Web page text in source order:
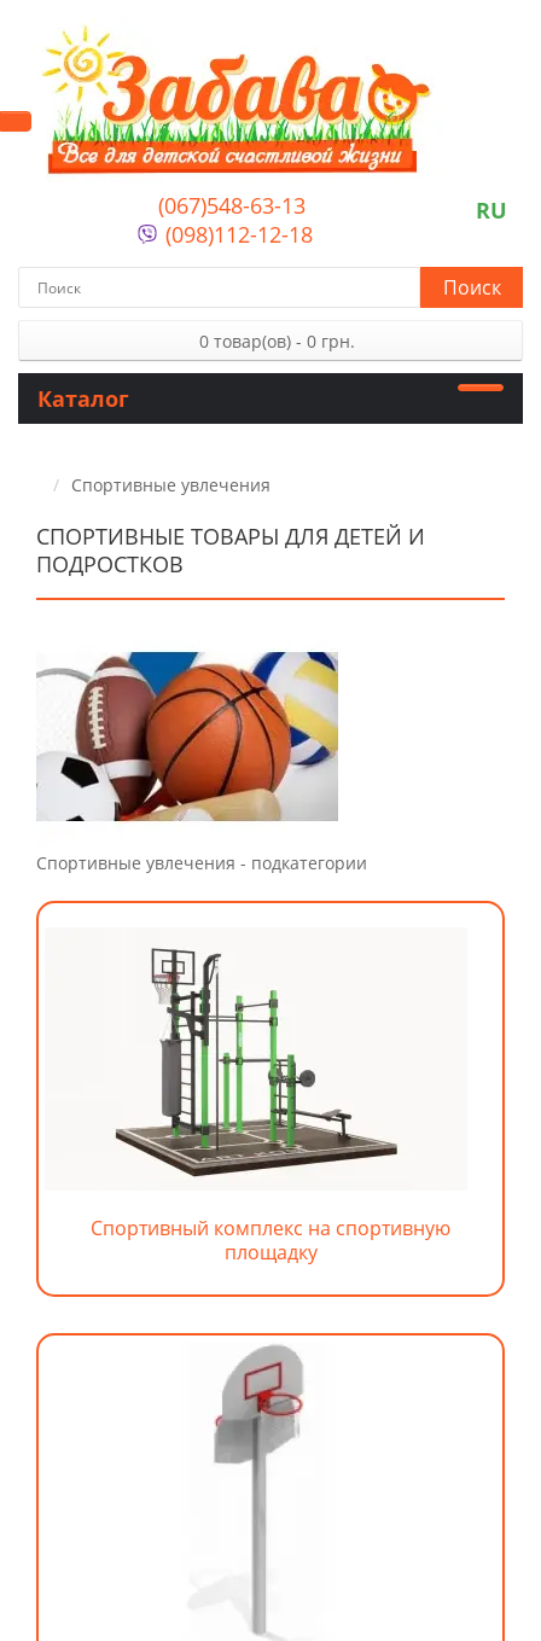
(067)548-63-13
(098)112-12-18
RU
Поиск
0 товар(ов) - 0 грн.
Каталог
Спортивные увлечения
СПОРТИВНЫЕ ТОВАРЫ ДЛЯ ДЕТЕЙ И
ПОДРОСТКОВ
Спортивные увлечения - подкатегории
Спортивный комплекс на спортивную
площадку